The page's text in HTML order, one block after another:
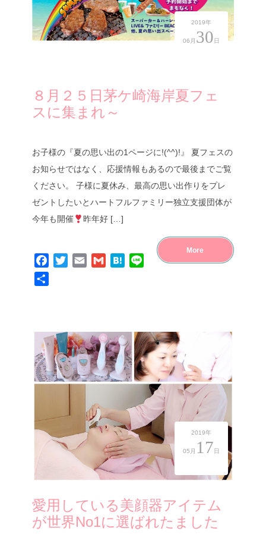
2019年
06月 30 日
８月２５日茅ケ崎海岸夏フェ
スに集まれ～
お子様の『夏の思い出の1ページに!(^^)!』 夏フェスの
お知らせではなく、応援情報もあるので最後までご覧
ください。 子様に夏休み、最高の思い出作りをプレ
ゼントしたいとハートフルファミリー独立支援団体が
今年も開催
昨年好 […]
More
Facebook
TwitterEmail Gmail HatenaLine
2019年
05月 17 日
愛用している美顔器アイテム
が世界No1に選ばれたました